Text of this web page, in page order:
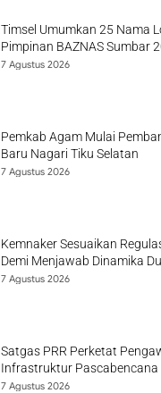
Timsel Umumkan 25 Nama
Pimpinan BAZNAS Sumbar
7 Agustus 2026
Pemkab Agam Mulai
Baru Nagari Tiku Selatan
7 Agustus 2026
Kemnaker Sesuaikan
Demi Menjawab Dinamika
7 Agustus 2026
Satgas PRR Perketat
Infrastruktur Pascabencana
7 Agustus 2026